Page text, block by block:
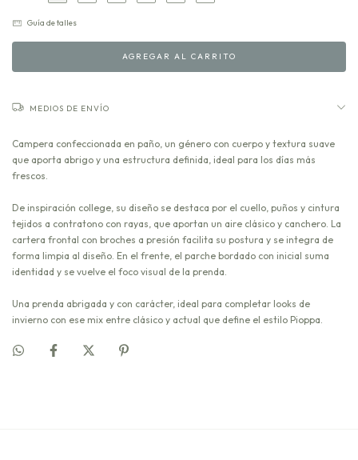
Guía de talles
MEDIOS DE ENVÍO
Campera confeccionada en paño, un género con cuerpo y textura suave
que aporta abrigo y una estructura definida, ideal para los días más
frescos.
De inspiración college, su diseño se destaca por el cuello, puños y cintura
tejidos a contratono con rayas, que aportan un aire clásico y canchero. La
cartera frontal con broches a presión facilita su postura y se integra de
forma limpia al diseño. En el frente, el parche bordado con inicial suma
identidad y se vuelve el foco visual de la prenda.
Una prenda abrigada y con carácter, ideal para completar looks de
invierno con ese mix entre clásico y actual que define el estilo Pioppa.